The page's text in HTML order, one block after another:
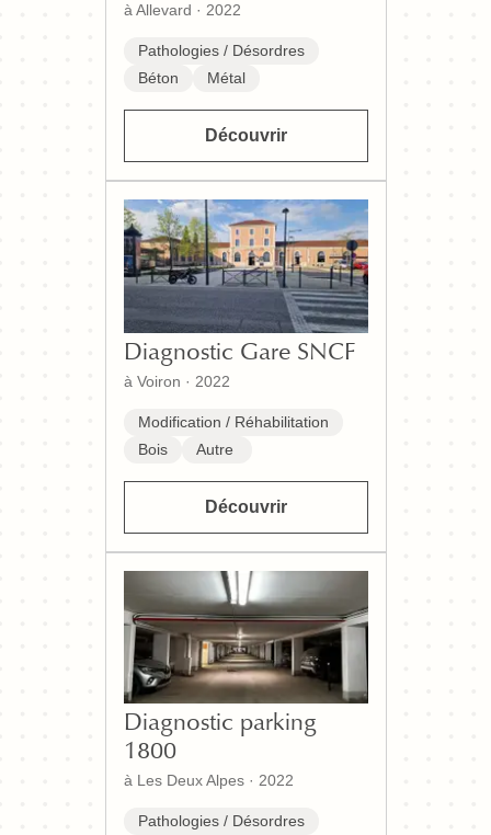
à Allevard · 2022
Pathologies / Désordres
Béton
Métal
Découvrir
Diagnostic Gare SNCF
à Voiron · 2022
Modification / Réhabilitation
Bois
Autre
Découvrir
Diagnostic parking
1800
à Les Deux Alpes· 2022
Pathologies / Désordres